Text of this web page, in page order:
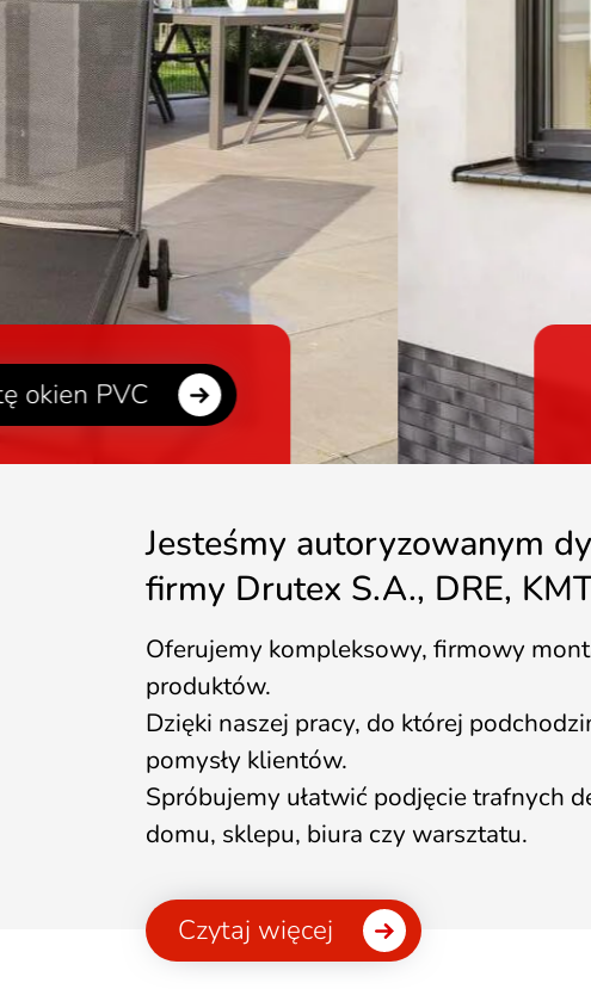
DRZWI
Jesteśmy autoryzowanym
firmy Drutex S.A., DRE,
Oferujemy kompleksowy, firmowy
produktów.
Dzięki naszej pracy, do której
pomysły klientów.
Spróbujemy ułatwić podjęcie trafnych
domu, sklepu, biura czy warsztatu.
Czytaj więcej